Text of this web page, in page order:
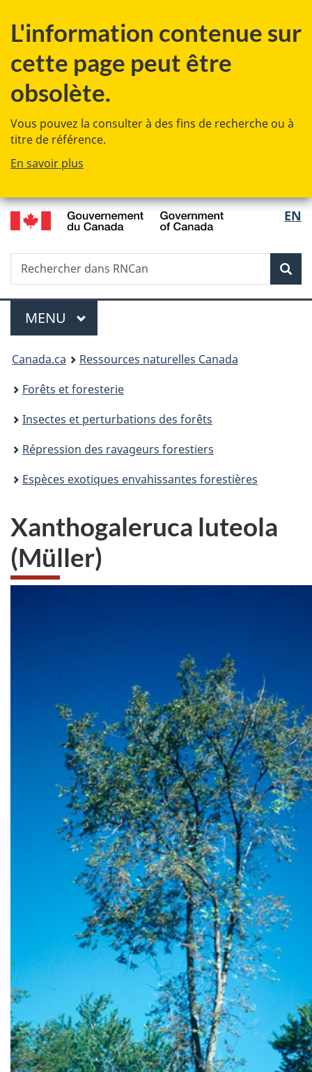
L'information contenue sur
cette page peut être
obsolète.
Vous pouvez la consulter à des fins de recherche ou à
titre de référence.
En savoir plus
au
principal
à
version
de
la
EN
Recherche
Rechercher
dans
Menu
MENU PRINCIPAL
Vous
êtes
ici
Canada.ca
Ressources naturelles Canada
Forêts et foresterie
Insectes et perturbations des forêts
Répression des ravageurs forestiers
Espèces exotiques envahissantes forestières
Xanthogaleruca luteola
(Müller)